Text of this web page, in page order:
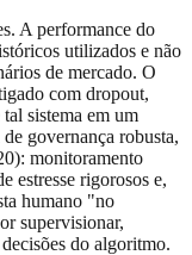
A performance do
utilizados e não
de mercado. O
com dropout,
sistema em um
governança robusta,
monitoramento
estresse rigorosos e,
humano "no
supervisionar,
do algoritmo.